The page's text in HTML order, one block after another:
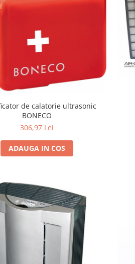
de calatorie ultrasonic
BONECO
306,97 Lei
ADAUGA IN COS